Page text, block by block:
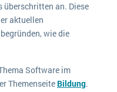
überschritten an. Diese
aktuellen
wie die
Software im
Themenseite Bildung.